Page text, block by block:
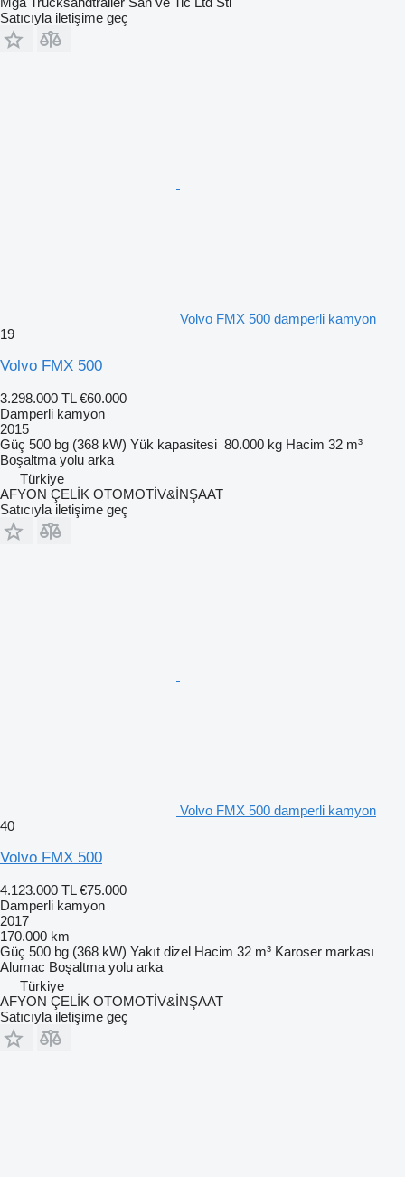
Satıcıyla iletişime geç
Volvo FMX 500 damperli kamyon
19
Volvo FMX 500
3.298.000 TL €60.000
Damperli kamyon
2015
Güç 500 bg (368 kW) Yük kapasitesi 80.000 kg Hacim 32 m³
Boşaltma yolu arka
Türkiye
AFYON ÇELİK OTOMOTİV&İNŞAAT
Satıcıyla iletişime geç
Volvo FMX 500 damperli kamyon
40
Volvo FMX 500
4.123.000 TL €75.000
Damperli kamyon
2017
170.000 km
Güç 500 bg (368 kW) Yakıt dizel Hacim 32 m³ Karoser markası
Alumac Boşaltma yolu arka
Türkiye
AFYON ÇELİK OTOMOTİV&İNŞAAT
Satıcıyla iletişime geç